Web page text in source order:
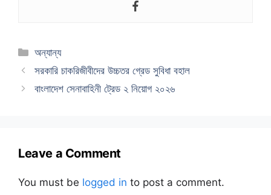
Categories
অন্যান্য
সরকারি চাকরিজীবীদের উচ্চতর গ্রেড সুবিধা বহাল
বাংলাদেশ সেনাবাহিনী ট্রেড ২ নিয়োগ ২০২৬
Leave a Comment
You must be logged in to post a comment.